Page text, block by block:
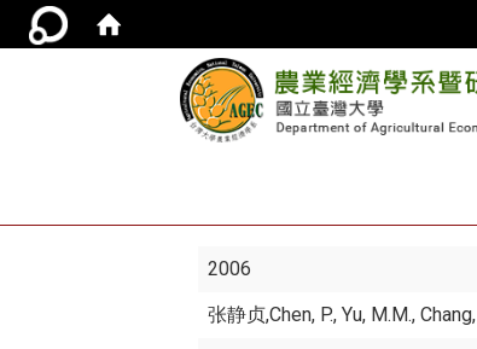
2006
张静贞,Chen, P., Yu, M.M.,